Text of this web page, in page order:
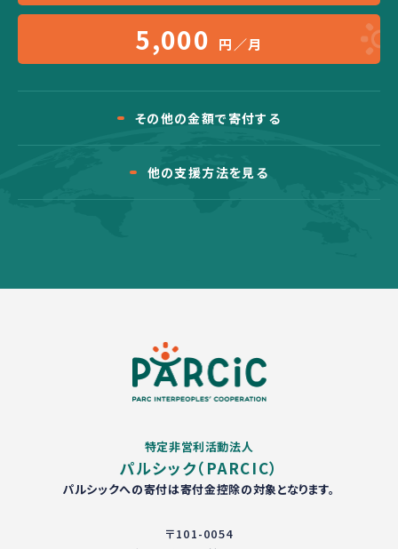
5,000 円／月
その他の金額で寄付する
他の支援方法を見る
特定非営利活動法人
パルシック（PARCIC）
パルシックへの寄付は寄付金控除の対象となります。
〒101-0054